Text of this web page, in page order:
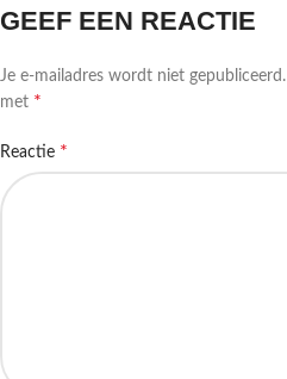
GEEF EEN REACTIE
Je e-mailadres wordt niet gepubliceerd.
met *
Reactie *